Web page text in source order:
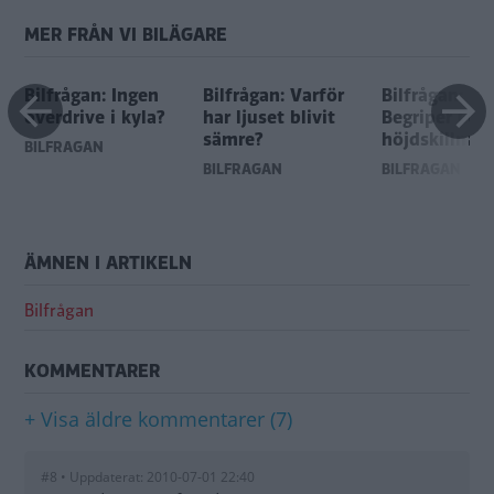
MER FRÅN VI BILÄGARE
Bilfrågan: Ingen
overdrive i kyla?
BILFRÅGAN
Bilfrågan: Varför
har ljuset blivit
sämre?
BILFRÅGAN
Bilfrågan:
Begriper
BILFRÅGAN
ÄMNEN I ARTIKELN
Bilfrågan
KOMMENTARER
+ Visa äldre kommentarer (7)
#8 • Uppdaterat: 2010-07-01 22:40